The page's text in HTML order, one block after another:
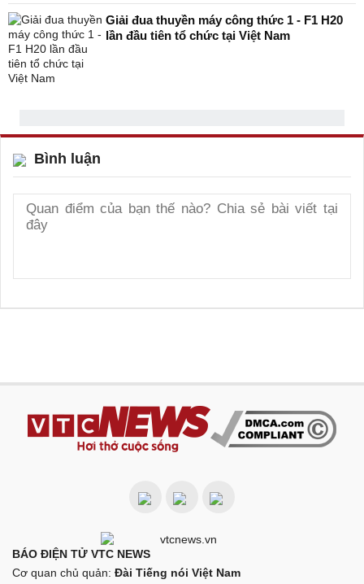
Giải đua thuyền máy công thức 1 - F1 H20
lần đầu tiên tổ chức tại Việt Nam
Bình luận
BÁO ĐIỆN TỬ VTC NEWS
Cơ quan chủ quản: Đài Tiếng nói Việt Nam